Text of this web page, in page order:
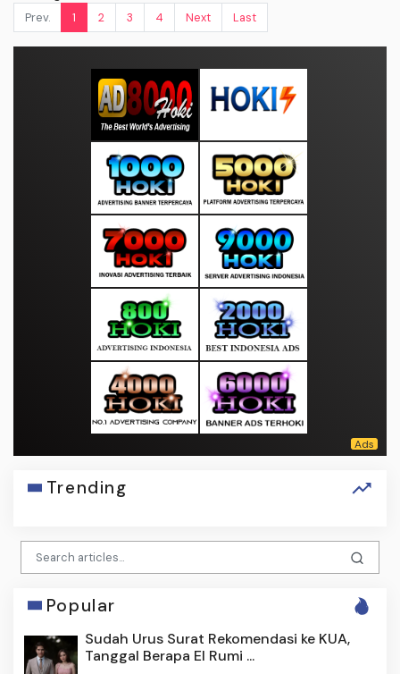
Prev.
1 2 3 4 Next Last
Trending
Popular
Sudah Urus Surat Rekomendasi ke KUA,
Tanggal Berapa El Rumi ...